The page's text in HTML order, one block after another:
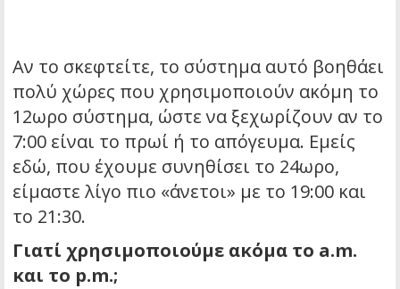
Αν το σκεφτείτε, το σύστημα αυτό βοηθάει
πολύ χώρες που χρησιμοποιούν ακόμη το
12ωρο σύστημα, ώστε να ξεχωρίζουν αν το
7:00 είναι το πρωί ή το απόγευμα. Εμείς
εδώ, που έχουμε συνηθίσει το 24ωρο,
είμαστε λίγο πιο «άνετοι» με το 19:00 και
το 21:30.
Γιατί χρησιμοποιούμε ακόμα το a.m.
και το p.m.;